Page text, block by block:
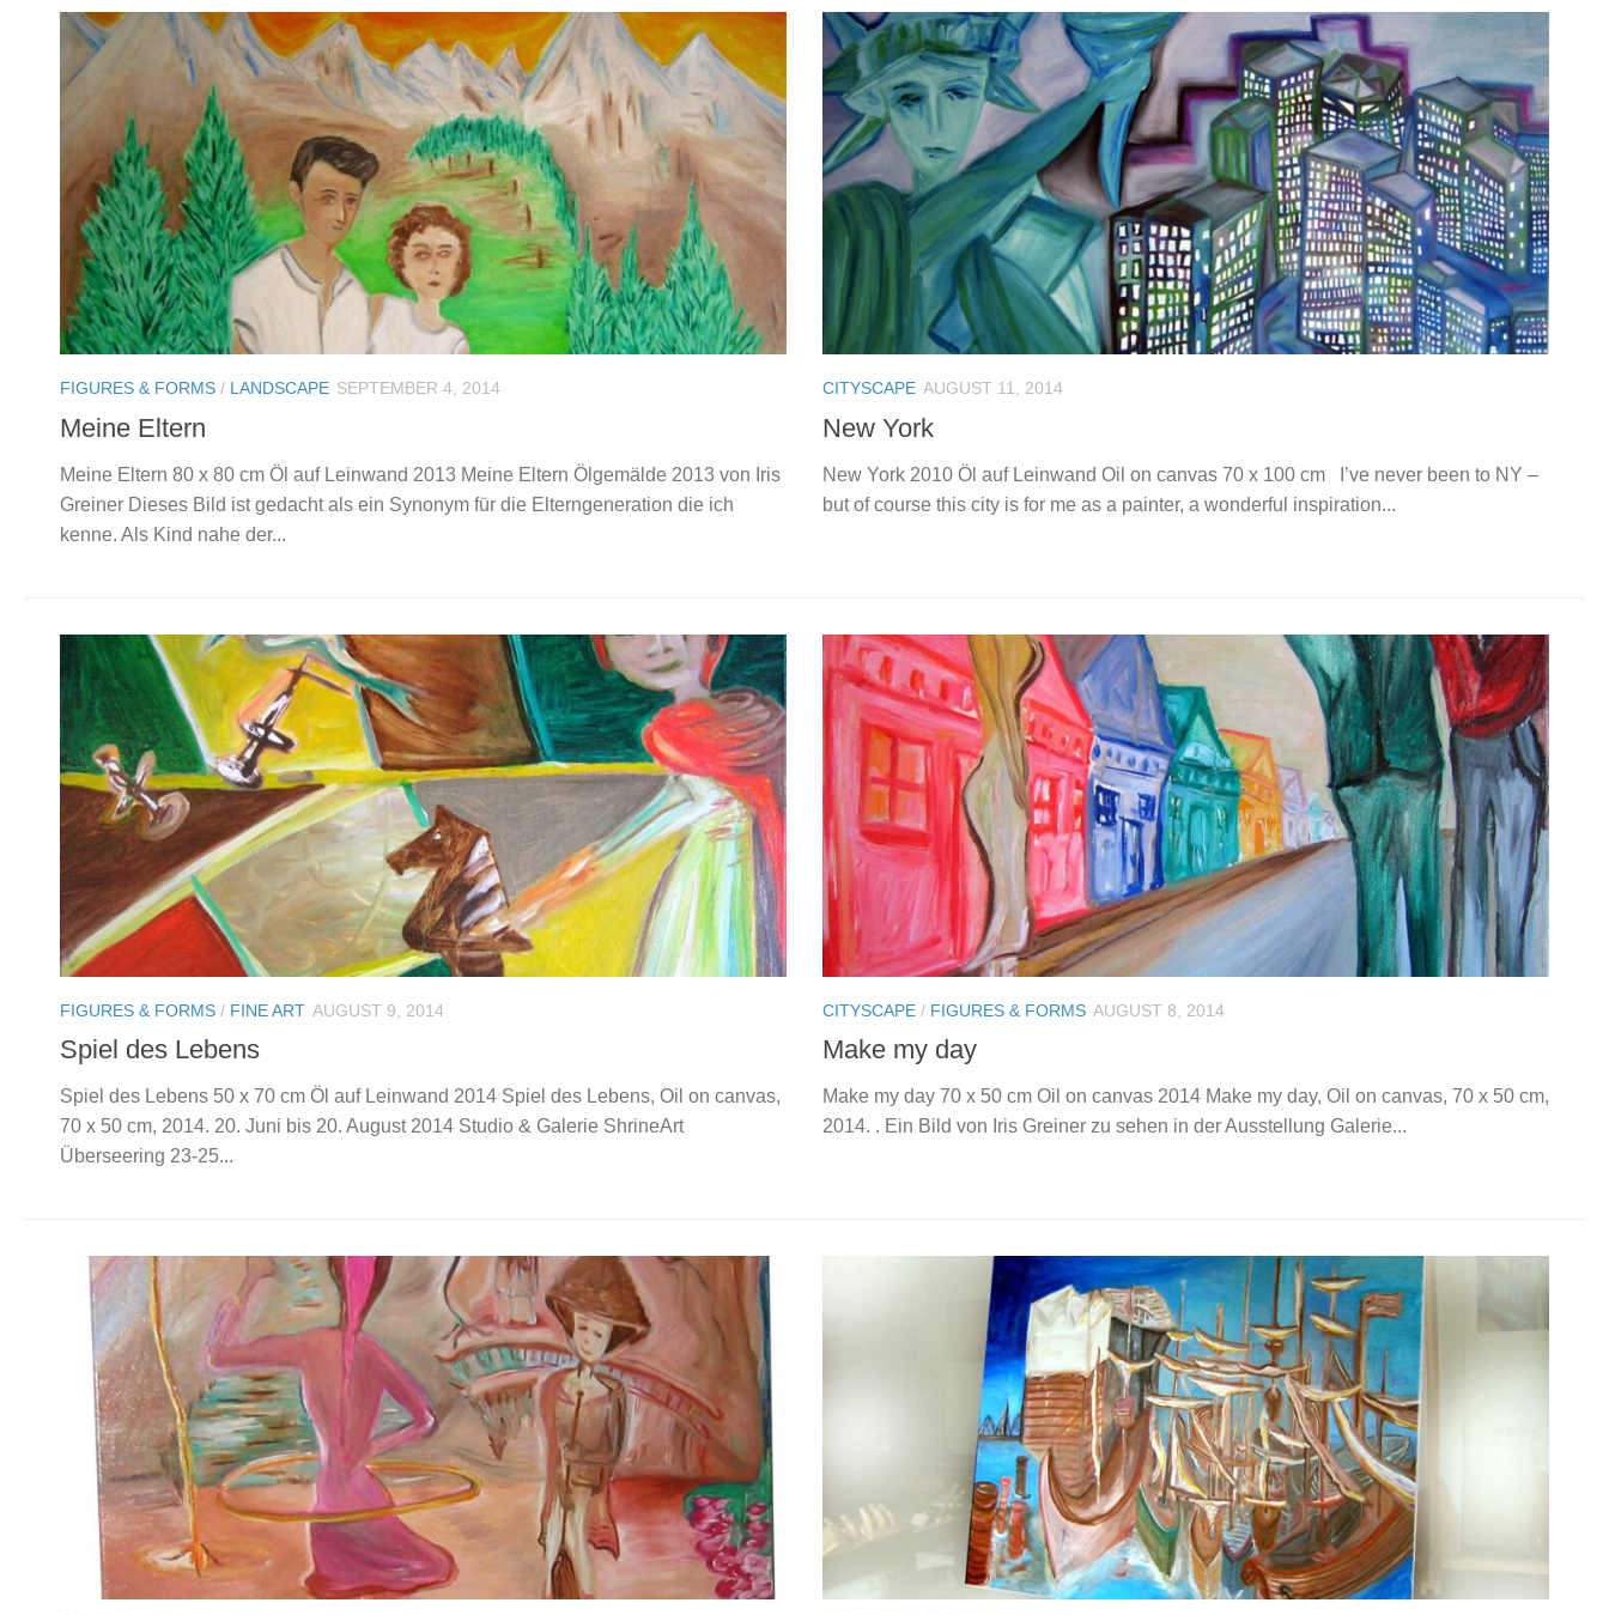
FIGURES & FORMS / LANDSCAPE SEPTEMBER 4, 2014
Meine Eltern
Meine Eltern 80 x 80 cm Öl auf Leinwand 2013 Meine Eltern Ölgemälde 2013 von Iris
Greiner Dieses Bild ist gedacht als ein Synonym für die Elterngeneration die ich
kenne. Als Kind nahe der...
CITYSCAPE AUGUST 11, 2014
New York
New York 2010 Öl auf Leinwand Oil on canvas 70 x 100 cm I’ve never been to NY –
but of course this city is for me as a painter, a wonderful inspiration...
FIGURES & FORMS / FINE ART AUGUST 9, 2014
Spiel des Lebens
Spiel des Lebens 50 x 70 cm Öl auf Leinwand 2014 Spiel des Lebens, Oil on canvas,
70 x 50 cm, 2014. 20. Juni bis 20. August 2014 Studio & Galerie ShrineArt
Überseering 23-25...
CITYSCAPE / FIGURES & FORMS AUGUST 8, 2014
Make my day
Make my day 70 x 50 cm Oil on canvas 2014 Make my day, Oil on canvas, 70 x 50 cm,
2014. . Ein Bild von Iris Greiner zu sehen in der Ausstellung Galerie...